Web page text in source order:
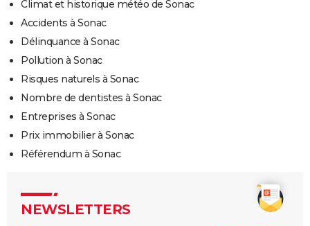
Climat et historique météo de Sonac
Accidents à Sonac
Délinquance à Sonac
Pollution à Sonac
Risques naturels à Sonac
Nombre de dentistes à Sonac
Entreprises à Sonac
Prix immobilier à Sonac
Référendum à Sonac
NEWSLETTERS